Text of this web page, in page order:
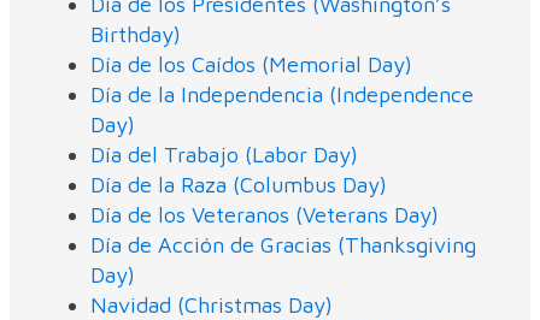
Birthday)
Día de los Caídos (Memorial Day)
Día de la Independencia (Independence
Day)
Día del Trabajo (Labor Day)
Día de la Raza (Columbus Day)
Día de los Veteranos (Veterans Day)
Día de Acción de Gracias (Thanksgiving
Day)
Navidad (Christmas Day)